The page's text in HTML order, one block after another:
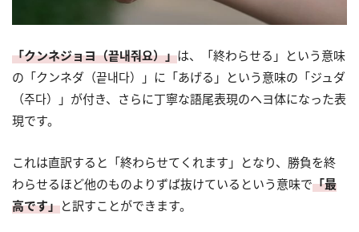
「クンネジョヨ（끝내줘요）」は、「終わらせる」という意味
の「クンネダ（끝내다）」に「あげる」という意味の「ジュダ
（주다）」が付き、さらに丁寧な語尾表現のヘヨ体になった表
現です。
これは直訳すると「終わらせてくれます」となり、勝負を終
わらせるほど他のものよりずば抜けているという意味で「最
高です」と訳すことができます。